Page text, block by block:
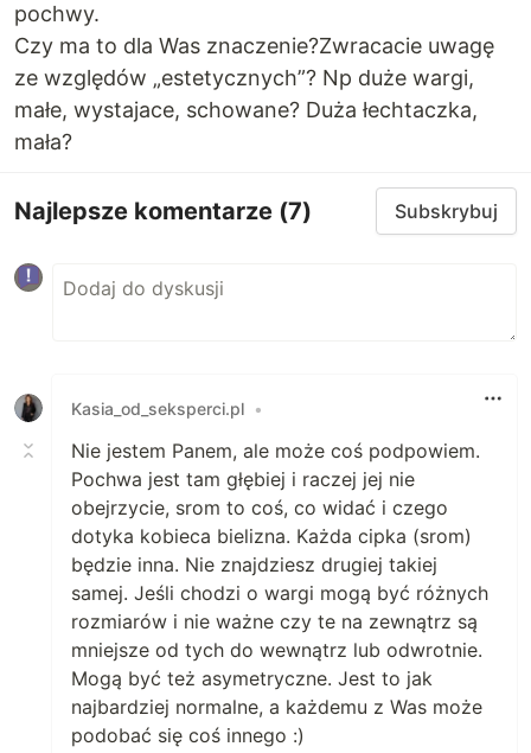
pochwy.
Czy ma to dla Was znaczenie?Zwracacie uwagę
ze względów „estetycznych”? Np duże wargi,
małe, wystajace, schowane? Duża łechtaczka,
mała?
Najlepsze komentarze (7) Subskrybuj
Kasia_od_seksperci.pl •
Nie jestem Panem, ale może coś podpowiem.
Pochwa jest tam głębiej i raczej jej nie
obejrzycie, srom to coś, co widać i czego
dotyka kobieca bielizna. Każda cipka (srom)
będzie inna. Nie znajdziesz drugiej takiej
samej. Jeśli chodzi o wargi mogą być różnych
rozmiarów i nie ważne czy te na zewnątrz są
mniejsze od tych do wewnątrz lub odwrotnie.
Mogą być też asymetryczne. Jest to jak
najbardziej normalne, a każdemu z Was może
podobać się coś innego :)